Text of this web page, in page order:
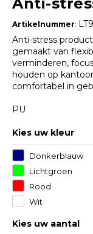
Artikelnummer:
Anti-stress
gemaakt van
verminderen,
houden op
comfortabel in
PU
Kies uw kleur
Donkerblauw
Lichtgroen
Rood
Wit
Kies uw aantal